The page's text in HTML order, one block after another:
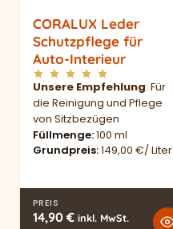
CORALUX Leder
Schutzpflege für
Auto-Interieur
Unsere Empfehlung: Für
die Reinigung und Pflege
von Sitzbezügen
Füllmenge 100 ml
Grundpreis 149,00 €/ Liter
PREIS
14,90 € inkl. MwSt.